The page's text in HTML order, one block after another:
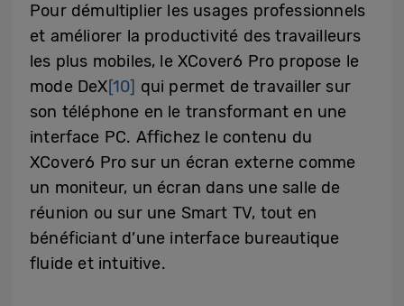
Pour démultiplier les usages professionnels
et améliorer la productivité des travailleurs
les plus mobiles, le XCover6 Pro propose le
mode DeX[10] qui permet de travailler sur
son téléphone en le transformant en une
interface PC. Affichez le contenu du
XCover6 Pro sur un écran externe comme
un moniteur, un écran dans une salle de
réunion ou sur une Smart TV, tout en
bénéficiant d’une interface bureautique
fluide et intuitive.